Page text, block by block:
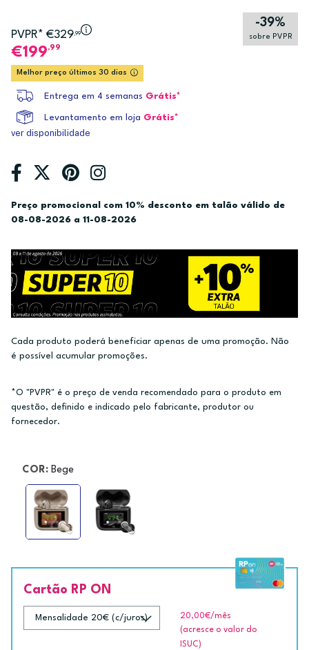
PVPR* €329,99
-39%
sobre PVPR
199,99
Melhor preço últimos 30 dias
Entrega em 4 semanas Grátis*
Levantamento em loja Grátis*
ver disponibilidade
Preço promocional com 10% desconto em talão válido de
08-08-2026 a 11-08-2026
Cada produto poderá beneficiar apenas de uma promoção. Não
é possível acumular promoções.
*O "PVPR" é o preço de venda recomendado para o produto em
questão, definido e indicado pelo fabricante, produtor ou
fornecedor.
COR: Bege
Cartão RP ON
20,00€/mês
(acresce o valor do
ISUC)